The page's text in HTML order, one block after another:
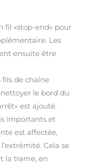
fil «stop-end» pour
Les
ensuite être
de chaîne
le bord du
est ajouté.
importants et
est affectée,
Cela se
la trame, en